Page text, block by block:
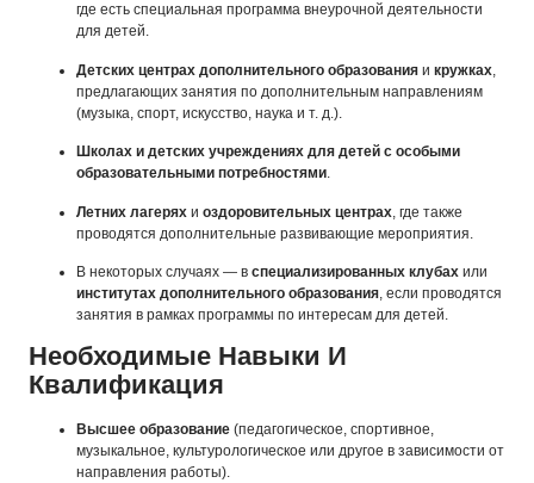
где есть специальная программа внеурочной деятельности
для детей.
Детских центрах дополнительного образования и кружках
предлагающих занятия по дополнительным направлениям
(музыка, спорт, искусство, наука и т. д.).
Школах и детских учреждениях для детей с особыми
образовательными потребностями.
Летних лагерях и оздоровительных центрах , где также
проводятся дополнительные развивающие мероприятия.
В некоторых случаях — в специализированных клубах или
институтах дополнительного образования, если проводятся
занятия в рамках программы по интересам для детей.
Необходимые Навыки И
Квалификация
Высшее образование (педагогическое, спортивное,
музыкальное, культурологическое или другое в зависимости от
направления работы).